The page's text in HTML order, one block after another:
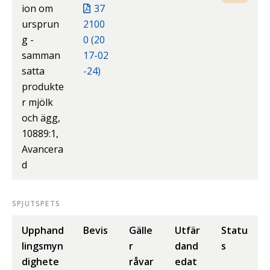
ion om
ursprun
g -
samman
satta
produkte
r mjölk
och ägg,
10889:1,
Avancera
d
37
2100
0 (20
17-02
-24)
SPJUTSPETS
Upphand
lingsmyn
dighete
Bevis
Gälle
r
råvar
Utfär
dand
edat
Statu
s